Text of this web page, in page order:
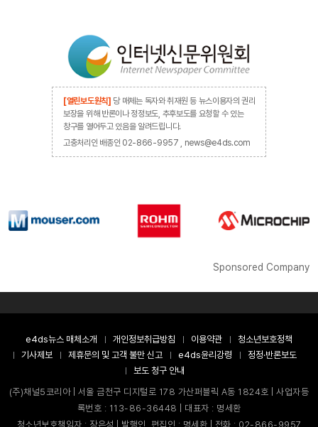
[열린보도원칙] 당 매체는 독자와 취재원 등 뉴스이용자의 권리
보장을 위해 반론이나 정정보도, 추후보도를 요청할 수 있는
창구를 열어두고 있음을 알려드립니다.
고충처리인 배종인 02-866-9957 , news@e4ds.com
Sponsored Company
e4ds뉴스 매체소개 개인정보취급방침 이용약관
청소년보호정책
기사제보
제휴문의 및 고객 불만 신고 e4ds윤리강령
정정·반론보도
보도 청구 안내
(주)채널5코리아 | 서울 금천구 디지털로 178 가산퍼블릭 A동 1824호 | 사업자등
록번호 : 113-86-36448 | 대표자 : 명세환
청소년보호책임자 : 장은성 | 발행인, 편집인 : 명세환 | 전화 : 02-866-9957